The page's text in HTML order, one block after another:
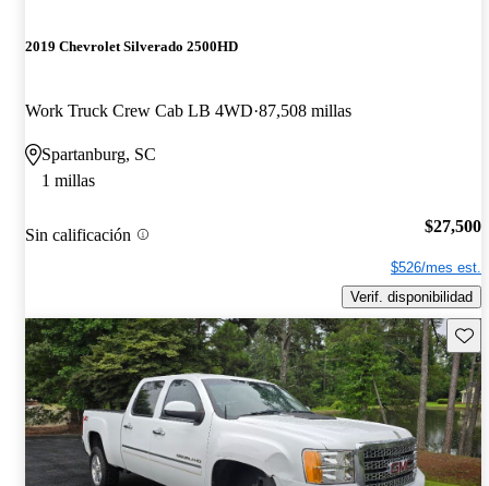
2019 Chevrolet Silverado 2500HD
Work Truck Crew Cab LB 4WD 87,508 millas
Spartanburg, SC
1 millas
Sin calificación $27,500
$526/mes est.
Verif. disponibilidad